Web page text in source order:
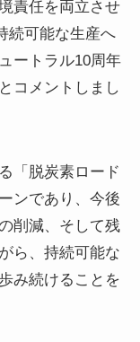
責任を両立させ
続可能な生産へ
ートラル10周年
コメントしまし
「脱炭素ロード
ンであり、今後
削減、そして残
ら、持続可能な
み続けることを